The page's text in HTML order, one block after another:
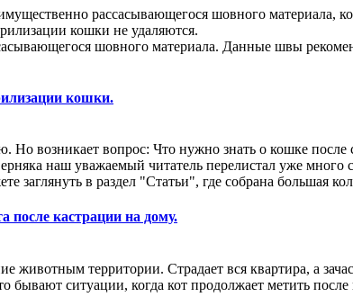
рассасывающегося шовного материала,
кошки не удаляются.
шовного материала. Данные швы
кошки.
возникает вопрос: Что нужно знать о кошке после
наш уважаемый читатель перелистал уже много
заглянуть в раздел "Статьи", где собрана большая
после кастрации на дому.
животным территории. Страдает вся квартира, а
ситуации, когда кот продолжает метить